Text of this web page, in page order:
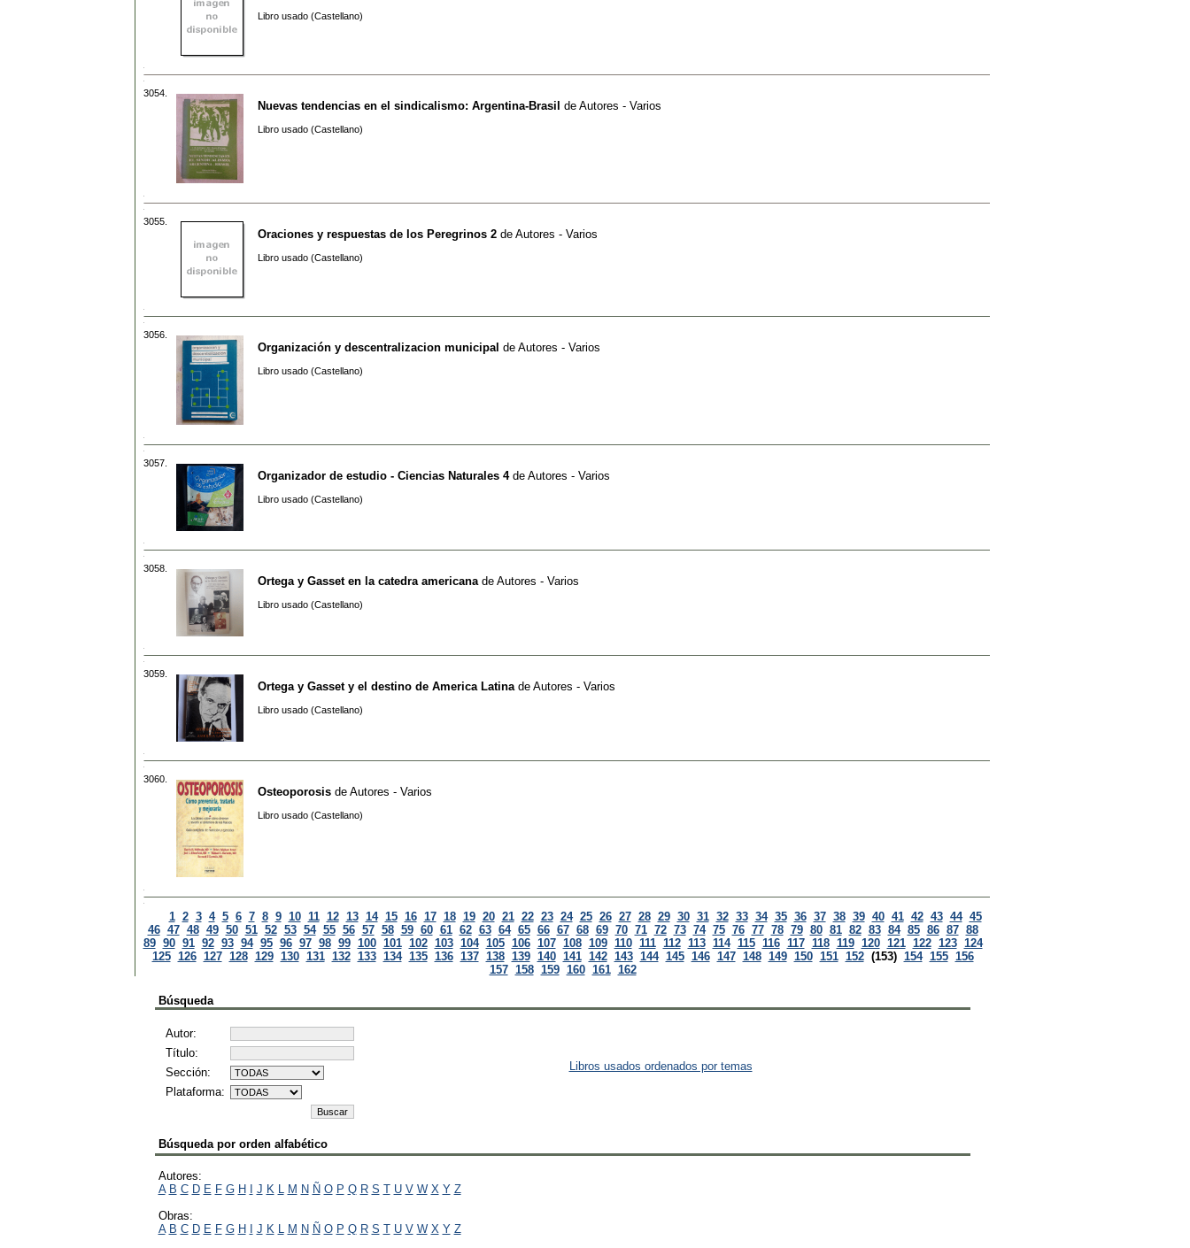
Libro usado (Castellano)
3054.
Nuevas tendencias en el sindicalismo: Argentina-Brasil de Autores - Varios
Libro usado (Castellano)
3055.
Oraciones y respuestas de los Peregrinos 2 de Autores - Varios
Libro usado (Castellano)
3056.
Organización y descentralizacion municipal de Autores - Varios
Libro usado (Castellano)
3057.
Organizador de estudio - Ciencias Naturales 4de Autores - Varios
Libro usado (Castellano)
3058.
Ortega y Gasset en la catedra americana de Autores - Varios
Libro usado (Castellano)
3059.
Ortega y Gasset y el destino de America Latina de Autores - Varios
Libro usado (Castellano)
3060.
Osteoporosis de Autores - Varios
Libro usado (Castellano)
1 2 3 4 5 6 7 8 9 10 11 12 13 14 15 16 17 18 19 20 21 22 23 24 25 26 27 28 29 30 31 32 33 34 35 36 37 38 39 40 41 42 43 44 45
46 47 48 49 50 51 52 53 54 55 56 57 58 59 60 61 62 63 64 65 66 67 68 69 70 71 72 73 74 75 76 77 78 79 80 81 82 83 84 85 86 87 88
89 90 91 92 93 94 95 96 97 98 99 100 101 102 103 104 105 106 107 108 109 110 111 112 113 114 115 116 117 118 119 120 121 122 123 124
125 126 127 128 129 130 131 132 133 134 135 136 137 138 139 140 141 142 143 144 145 146 147 148 149 150 151 152 (153) 154 155 156
157 158 159 160 161 162
Búsqueda
Autor:
Título:
Sección:
Plataforma:
Libros usados ordenados por temas
Búsqueda por orden alfabético
Autores:
A B C D E F G H I J K L M N Ñ O P Q R S T U V W X Y Z
Obras:
A B C D E F G H I J K L M N Ñ O P Q R S T U V W X Y Z